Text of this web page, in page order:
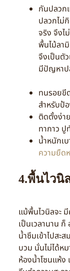
กันปลวก
ปลวกไม่
จริง จึงไ
พื้นไม้ลา
จึงเป็นตั
มีปัญหา
ทนรอยขี
สำหรับป้
ติดตั้งง่า
ทากาว ปู
น้ำหนักเ
ความยืด
4.พื้นไวนิ
แม้พื้นไวนิลจะ
เป็นเวลานาน ก็
น้ำซึมเข้าไปสะ
บวม นั่นไม่ได้ห
ห้องน้ำโซนแห้ง